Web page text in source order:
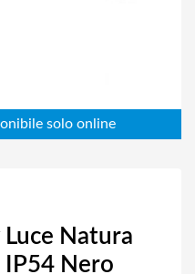
Natura
IP54 Nero